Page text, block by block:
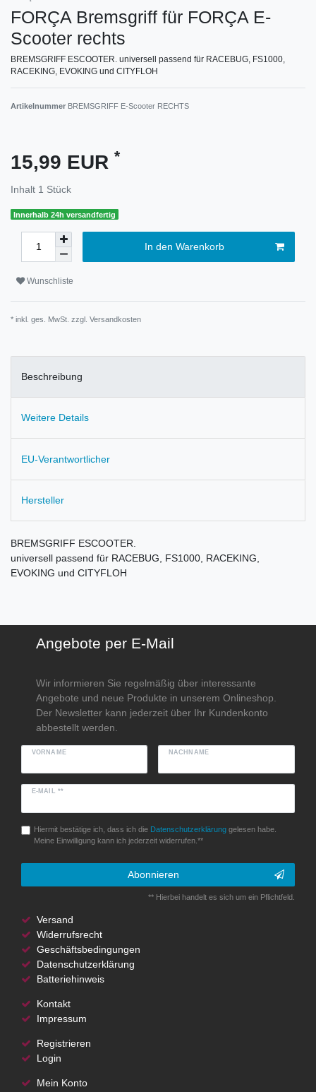
FORÇA Bremsgriff für FORÇA E-
Scooter rechts
BREMSGRIFF ESCOOTER. universell passend für RACEBUG, FS1000,
RACEKING, EVOKING und CITYFLOH
Artikelnummer BREMSGRIFF E-Scooter RECHTS
15,99 EUR *
Inhalt 1 Stück
Innerhalb 24h versandfertig
In den Warenkorb
Wunschliste
* inkl. ges. MwSt. zzgl. Versandkosten
Beschreibung
Weitere Details
EU-Verantwortlicher
Hersteller
BREMSGRIFF ESCOOTER.
universell passend für RACEBUG, FS1000, RACEKING,
EVOKING und CITYFLOH
Angebote per E-Mail
Wir informieren Sie regelmäßig über interessante
Angebote und neue Produkte in unserem Onlineshop.
Der Newsletter kann jederzeit über Ihr Kundenkonto
abbestellt werden.
VORNAME NACHNAME
E-MAIL **
Hiermit bestätige ich, dass ich die Daten­schutz­erklärunggelesen habe.
Meine Einwilligung kann ich jederzeit widerrufen.**
Abonnieren
** Hierbei handelt es sich um ein Pflichtfeld.
Versand
Widerrufsrecht
Geschäftsbedingungen
Datenschutzerklärung
Batteriehinweis
Kontakt
Impressum
Registrieren
Login
Mein Konto